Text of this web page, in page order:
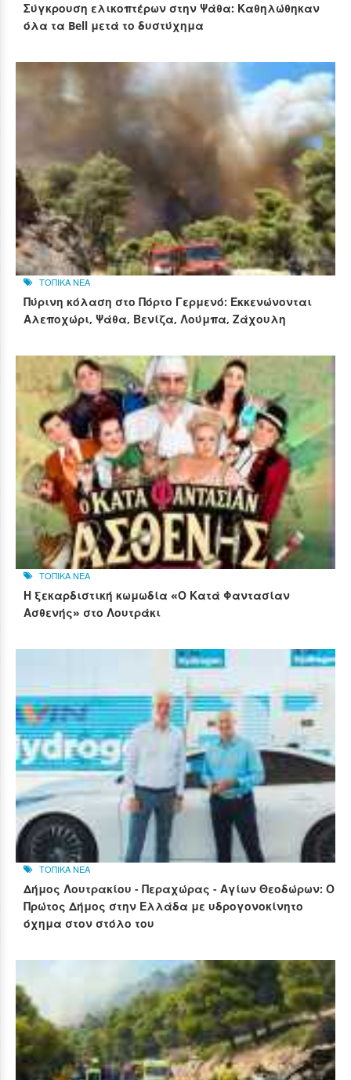
Σύγκρουση ελικοπτέρων στην Ψάθα: Καθηλώθηκαν
όλα τα Bell μετά το δυστύχημα
ΤΟΠΙΚΑ ΝΕΑ
Πύρινη κόλαση στο Πόρτο Γερμενό: Εκκενώνονται
Αλεποχώρι, Ψάθα, Βενίζα, Λούμπα, Ζάχουλη
ΤΟΠΙΚΑ ΝΕΑ
Η ξεκαρδιστική κωμωδία «Ο Κατά Φαντασίαν
Ασθενής» στο Λουτράκι
ΤΟΠΙΚΑ ΝΕΑ
Δήμος Λουτρακίου - Περαχώρας - Αγίων Θεοδώρων: Ο
Πρώτος Δήμος στην Ελλάδα με υδρογονοκίνητο
όχημα στον στόλο του